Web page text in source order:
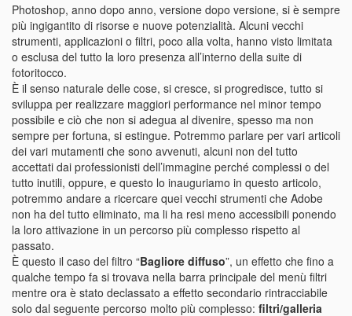
Photoshop, anno dopo anno, versione dopo versione, si è sempre
più ingigantito di risorse e nuove potenzialità. Alcuni vecchi
strumenti, applicazioni o filtri, poco alla volta, hanno visto limitata
o esclusa del tutto la loro presenza all’interno della suite di
fotoritocco.
È il senso naturale delle cose, si cresce, si progredisce, tutto si
sviluppa per realizzare maggiori performance nel minor tempo
possibile e ciò che non si adegua al divenire, spesso ma non
sempre per fortuna, si estingue. Potremmo parlare per vari articoli
dei vari mutamenti che sono avvenuti, alcuni non del tutto
accettati dai professionisti dell’immagine perché complessi o del
tutto inutili, oppure, e questo lo inauguriamo in questo articolo,
potremmo andare a ricercare quei vecchi strumenti che Adobe
non ha del tutto eliminato, ma li ha resi meno accessibili ponendo
la loro attivazione in un percorso più complesso rispetto al
passato.
È questo il caso del filtro “Bagliore diffuso”, un effetto che fino a
qualche tempo fa si trovava nella barra principale del menù filtri
mentre ora è stato declassato a effetto secondario rintracciabile
solo dal seguente percorso molto più complesso: filtri/galleria